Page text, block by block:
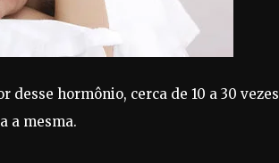
hormônio, cerca de 10 a 30 vezes
a mesma.